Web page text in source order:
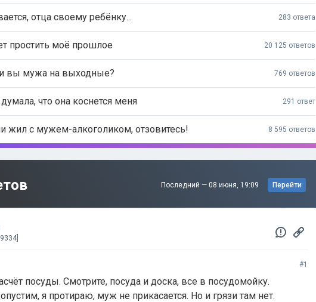
отца своему ребёнку... 283 ответа
простить моё прошлое 20 125 ответов
вы мужа на выходные? 769 ответов
что она коснется меня 291 ответ
жил с мужем-алкоголиком, отзовитесь! 8 595 ответов
Последний — 08 июня, 19:09 Перейти
#1
посуды. Смотрите, посуда и доска, все в посудомойку.
я протираю, муж не прикасается. Но и грязи там нет.